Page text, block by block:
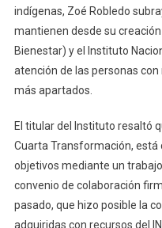
indígenas, Zoé Robledo
mantienen desde su
Bienestar) y el Instituto
atención de las personas
más apartados.
El titular del Instituto resaltó
Cuarta Transformación, está
objetivos mediante un
convenio de colaboración
pasado, que hizo posible la
adquiridas con recursos del